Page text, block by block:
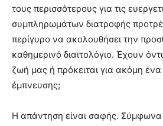
τους περισσότερους για τις
συμπληρωμάτων διατροφής
περίγυρο να ακολουθήσει την
καθημερινό διαιτολόγιο. Έχουν
ζωή μας ή πρόκειται για ακόμη
έμπνευσης;
Η απάντηση είναι σαφής. Σύμφωνα